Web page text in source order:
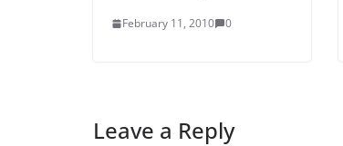
February 11, 2010 0
Leave a Reply